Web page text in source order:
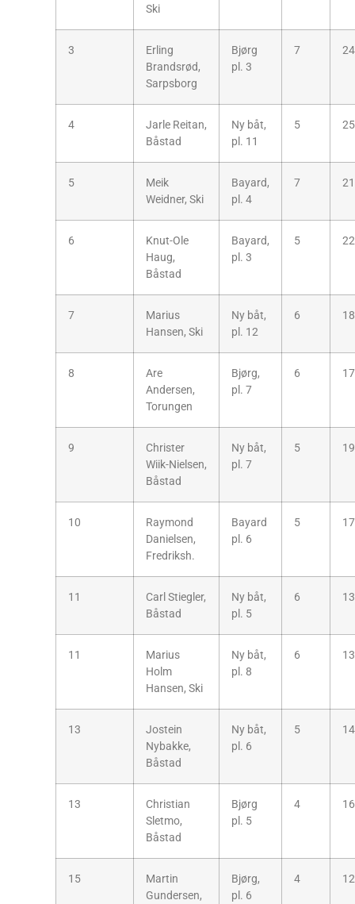
Ski
3
Erling
Brandsrød,
Sarpsborg
Bjørg
pl. 3
7 24
4
Jarle Reitan,
Båstad
Ny båt,
pl. 11
5 25
5
Meik
Weidner, Ski
Bayard,
pl. 4
7 21
6
Knut-Ole
Haug,
Båstad
Bayard,
pl. 3
5 22
7
Marius
Hansen, Ski
Ny båt,
pl. 12
6 18
8
Are
Andersen,
Torungen
Bjørg,
pl. 7
6 17
9
Christer
Wiik-Nielsen,
Båstad
Ny båt,
pl. 7
5 19
10
Raymond
Danielsen,
Fredriksh.
Bayard
pl. 6
5 17
11
Carl Stiegler,
Båstad
Ny båt,
pl. 5
6 13
11
Marius
Holm
Hansen, Ski
Ny båt,
pl. 8
6 13
13
Jostein
Nybakke,
Båstad
Ny båt,
pl. 6
5 14
13
Christian
Sletmo,
Båstad
Bjørg
pl. 5
4 16
15
Martin
Gundersen,
Bjørg,
pl. 6
4 12